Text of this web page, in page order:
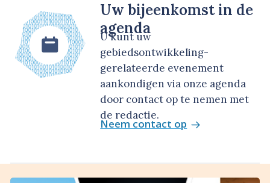
Uw bijeenkomst in de
agenda
U kunt uw
gebiedsontwikkeling-
gerelateerde evenement
aankondigen via onze agenda
door contact op te nemen met
de redactie.
Neem contact op